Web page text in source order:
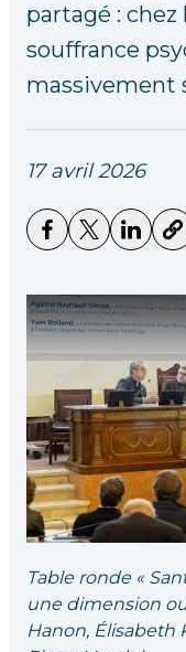
partagé : chez
souffrance
massivement
17 avril 2026
Table ronde «
une dimension
Hanon, Élisabeth